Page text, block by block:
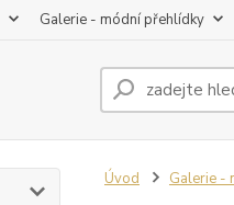
Galerie - módní přehlídky
Úvod Galerie -